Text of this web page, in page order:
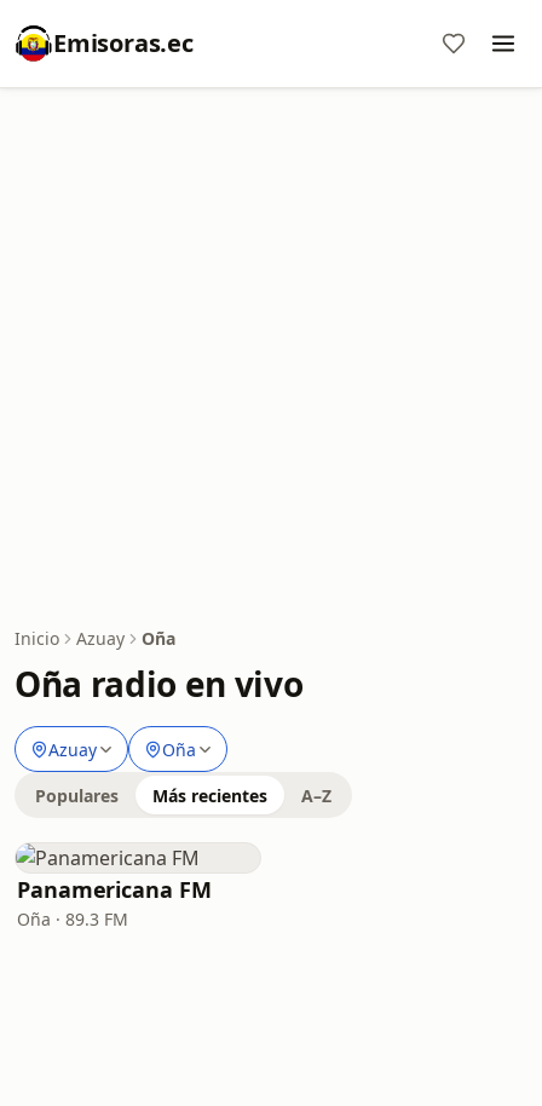
Emisoras.ec
Inicio Azuay Oña
Oña radio en vivo
Azuay Oña
Populares Más recientes A–Z
Panamericana FM
Oña · 89.3 FM